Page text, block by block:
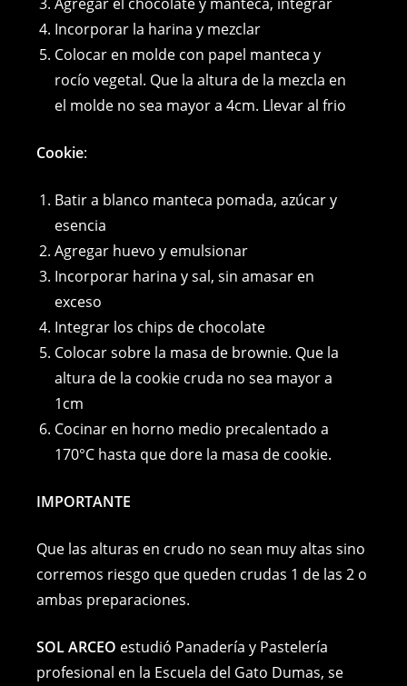
Incorporar la harina y mezclar
Colocar en molde con papel manteca y
rocío vegetal. Que la altura de la mezcla en
el molde no sea mayor a 4cm. Llevar al frio
Cookie:
Batir a blanco manteca pomada, azúcar y
esencia
Agregar huevo y emulsionar
Incorporar harina y sal, sin amasar en
exceso
Integrar los chips de chocolate
Colocar sobre la masa de brownie. Que la
altura de la cookie cruda no sea mayor a
1cm
Cocinar en horno medio precalentado a
170°C hasta que dore la masa de cookie.
IMPORTANTE
Que las alturas en crudo no sean muy altas sino
corremos riesgo que queden crudas 1 de las 2 o
ambas preparaciones.
SOL ARCEO estudió Panadería y Pastelería
profesional en la Escuela del Gato Dumas, se